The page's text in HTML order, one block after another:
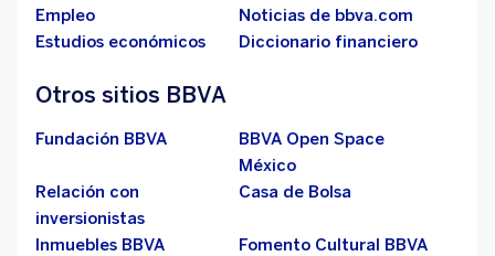
Empleo
Noticias de bbva.com
Estudios económicos
Diccionario financiero
Otros sitios BBVA
Fundación BBVA
BBVA Open Space
México
Relación con
inversionistas
Casa de Bolsa
Inmuebles BBVA
Fomento Cultural BBVA